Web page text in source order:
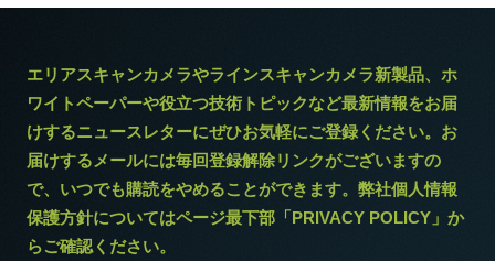
エリアスキャンカメラやラインスキャンカメラ新製品、ホ
ワイトペーパーや役立つ技術トピックなど最新情報をお届
けするニュースレターにぜひお気軽にご登録ください。お
届けするメールには毎回登録解除リンクがございますの
で、いつでも購読をやめることができます。弊社個人情報
保護方針についてはページ最下部「PRIVACY POLICY」か
らご確認ください。